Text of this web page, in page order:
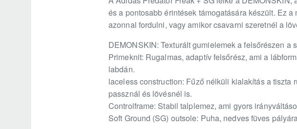
és a pontosabb érintések támogatására készült. Ez
azonnal fordulni, vagy amikor csavarni szeretnél a
DEMONSKIN: Texturált gumielemek a felsőrészen
Primeknit: Rugalmas, adaptív felsőrész, ami a
labdán.
laceless construction: Fűző nélküli kialakítás a
passznál és lövésnél is.
Controlframe: Stabil talplemez, ami gyors
Soft Ground (SG) outsole: Puha, nedves füves